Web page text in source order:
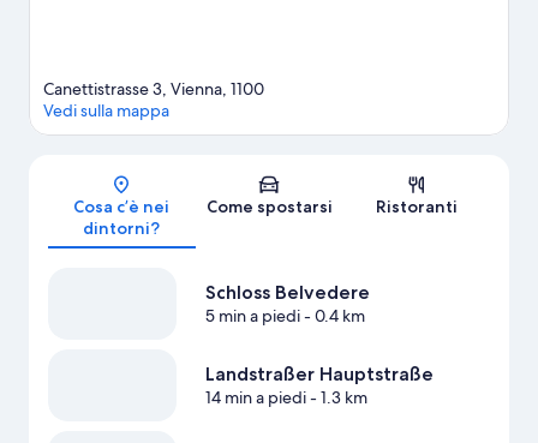
Mappa
Canettistrasse 3, Vienna, 1100
Vedi sulla mappa
Cosa c’è nei
dintorni?
Come spostarsi Ristoranti
Schloss Belvedere
5 min a piedi- 0.4 km
Landstraßer Hauptstraße
14 min a piedi- 1.3 km